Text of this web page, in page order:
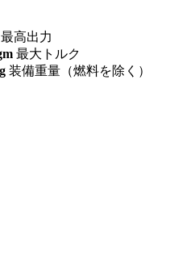
最高出力
最大トルク
装備重量（燃料を除く）